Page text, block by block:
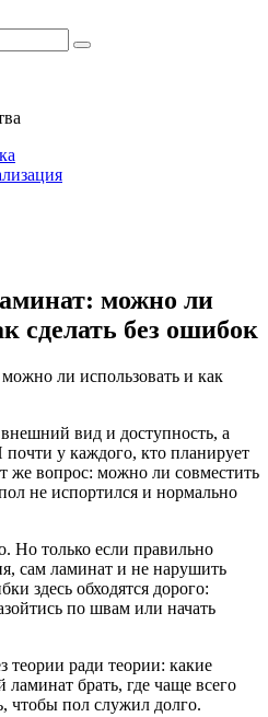
можно ли
сделать без ошибок
вид и доступность, а
у каждого, кто планирует
же вопрос: можно ли совместить
не испортился и нормально
Но только если правильно
сам ламинат и не нарушить
здесь обходятся дорого:
по швам или начать
теории ради теории: какие
брать, где чаще всего
чтобы пол служил долго.